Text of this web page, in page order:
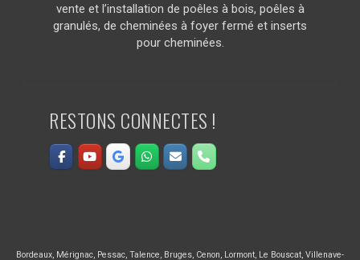
vente et l’installation de poêles à bois, poêles à
granulés, de cheminées à foyer fermé et inserts
pour cheminées.
RESTONS CONNECTES !
Bordeaux, Mérignac, Pessac, Talence, Bruges, Cenon, Lormont, Le Bouscat, Villenave-